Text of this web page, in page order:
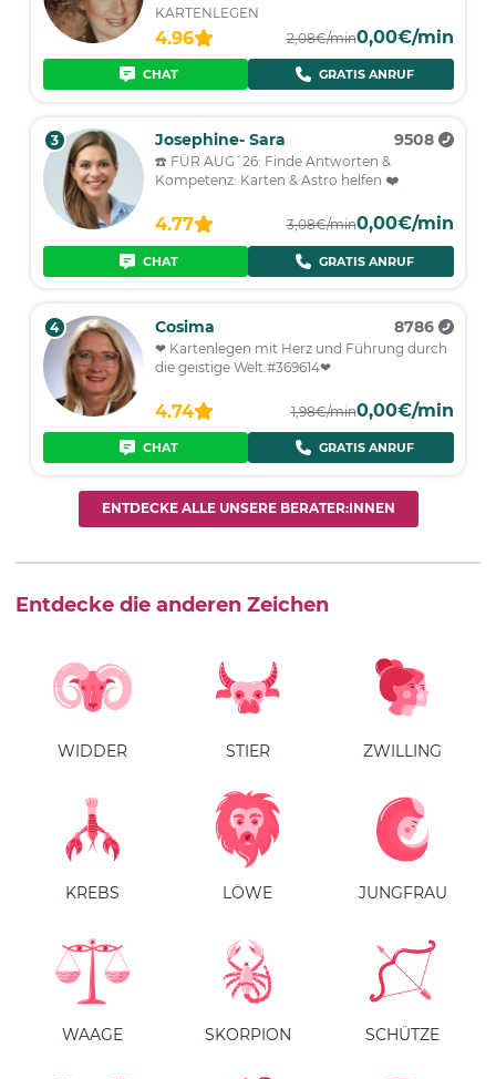
KARTENLEGEN
4.96 2,08€/min0,00€/min
CHAT GRATIS ANRUF
3 Josephine- Sara 9508
☎️ FÜR AUG´26: Finde Antworten &
Kompetenz: Karten & Astro helfen ❤️
4.77 3,08€/min0,00€/min
CHAT GRATIS ANRUF
4 Cosima 8786
❤ Kartenlegen mit Herz und Führung durch
die geistige Welt.#369614❤
4.74 1,98€/min0,00€/min
CHAT GRATIS ANRUF
ENTDECKE ALLE UNSERE BERATER:INNEN
Entdecke die anderen Zeichen
WIDDER STIER ZWILLING
KREBS LÖWE JUNGFRAU
WAAGE SKORPION SCHÜTZE